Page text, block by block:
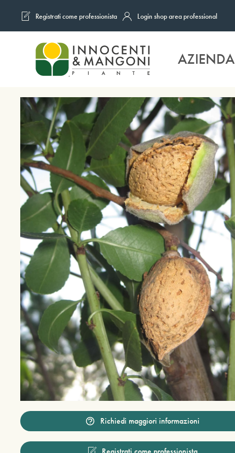
Skip to main content
Registrati come professionista Login shop area professional
AZIENDA
Richiedi maggiori informazioni